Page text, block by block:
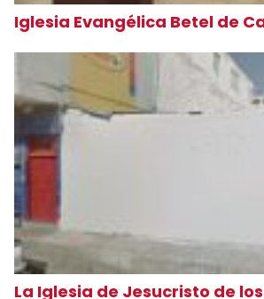
Iglesia Evangélica Betel de
La Iglesia de Jesucristo de